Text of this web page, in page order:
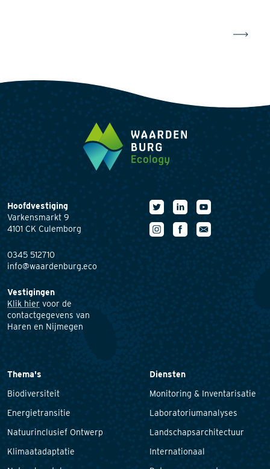
Hoofdvestiging
Varkensmarkt 9
4101 CK Culemborg
0345 512710
info@waardenburg.eco
Vestigingen
Klik hier voor de
contactgegevens van
Haren en Nijmegen
Thema's
Biodiversiteit
Energietransitie
Natuurinclusief Ontwerp
Klimaatadaptatie
Diensten
Monitoring & Inventarisatie
Laboratoriumanalyses
Landschapsarchitectuur
Internationaal